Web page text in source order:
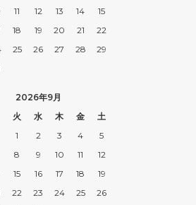
11 12 13 14
15
18 19 20 21
22
25 26 27 28
29
2026年9月
火 水 木 金
土
1
2 3 4
5
8 9 10 11
12
15 16 17 18
19
22 23 24 25
26